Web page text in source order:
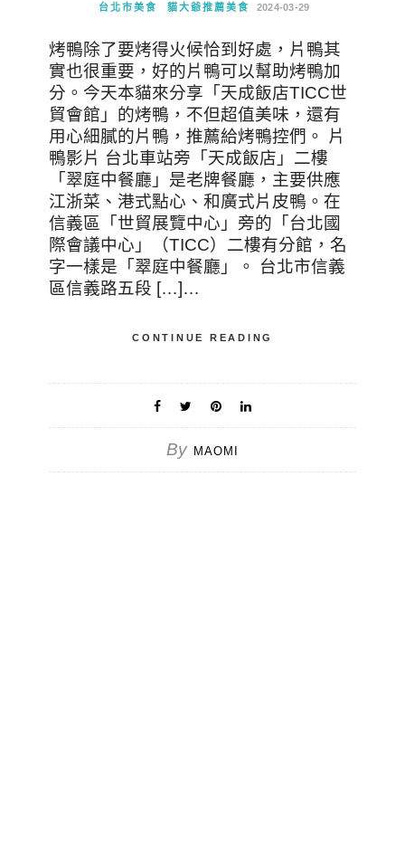
台北市美食 貓大爺推薦美食 2024-03-29
烤鴨除了要烤得火候恰到好處，片鴨其
實也很重要，好的片鴨可以幫助烤鴨加
分。今天本貓來分享「天成飯店TICC世
貿會館」的烤鴨，不但超值美味，還有
用心細膩的片鴨，推薦給烤鴨控們。 片
鴨影片 台北車站旁「天成飯店」二樓
「翠庭中餐廳」是老牌餐廳，主要供應
江浙菜、港式點心、和廣式片皮鴨。在
信義區「世貿展覽中心」旁的「台北國
際會議中心」（TICC）二樓有分館，名
字一樣是「翠庭中餐廳」。 台北市信義
區信義路五段 […]…
CONTINUE READING
By MAOMI